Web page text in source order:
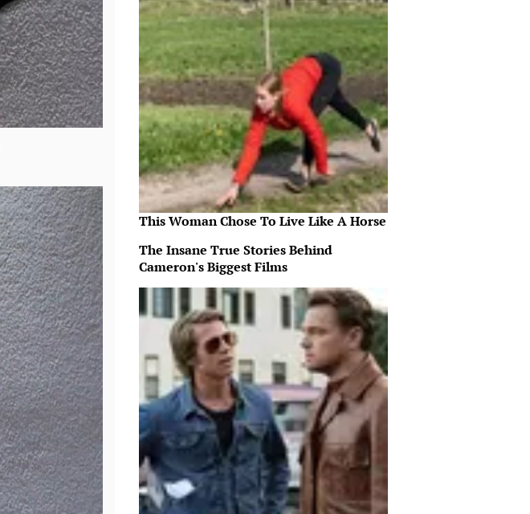
This Woman Chose To Live Like A Horse
The Insane True Stories Behind
Cameron's Biggest Films